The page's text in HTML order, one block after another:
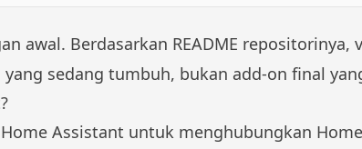
awal. Berdasarkan README repositorinya,
sedang tumbuh, bukan add-on final
Assistant untuk menghubungkan